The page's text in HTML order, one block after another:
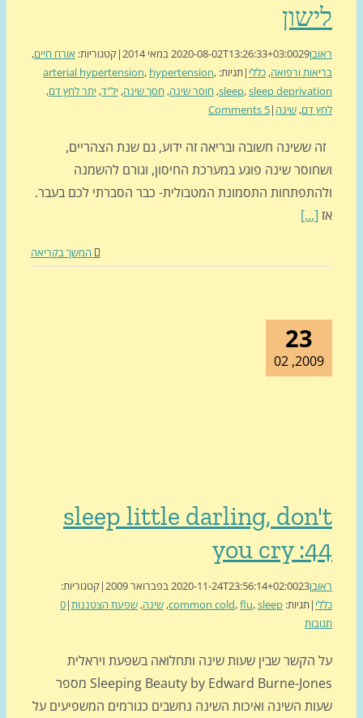
2020-08-02T13:26:33+03:00
|קטגוריות:אורח חיים ,
ורפואה,כללי|תגיות: arterial hypertension,hypertension,
sleep,sleep
,חוסר שינה,חסך שינה ,יל"ד,יתר לחץ דם,
שינה|
5 Comments
ששינה חשובה ובריאה זה ידוע, גם שנת הצהריים,
שינה פוגע במערכת החיסון, וגורם להשמנה
התסמונת המטבולית- כבר הסברתי לכם בעבר.
המשך בקריאה
sleep little darling,
you cry
2020-11-24T23:56:14+02:00
|קטגוריות:
תגיות: common cold,flu,sleep
,שינה,שפעת הצטננות|
0
הקשר שבין שעות שינה ותחלואה בשפעת ויראלית
Sleeping Beauty by Edward Burne-Jones מספר
השינה ואיכות השינה נחשבים כגורמים המשפיעים על